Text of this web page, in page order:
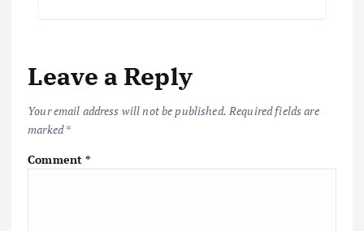
Leave a Reply
Your email address will not be published. Required fields are
marked*
Comment*